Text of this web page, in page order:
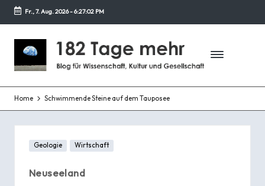
Zurück
zum
Fr., 7. Aug. 2026-6:27:03 PM
1
8
2
T
a
g
e
Blog
Wissenschaft,
Kultur
und
Gesellschaft
Home Schwimmende Steine auf dem Tauposee
Posted
Geologie Wirtschaft
Neuseeland